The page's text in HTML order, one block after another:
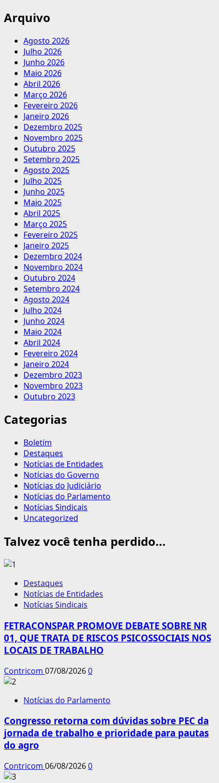
Arquivo
Agosto 2026
Julho 2026
Junho 2026
Maio 2026
Abril 2026
Março 2026
Fevereiro 2026
Janeiro 2026
Dezembro 2025
Novembro 2025
Outubro 2025
Setembro 2025
Agosto 2025
Julho 2025
Junho 2025
Maio 2025
Abril 2025
Março 2025
Fevereiro 2025
Janeiro 2025
Dezembro 2024
Novembro 2024
Outubro 2024
Setembro 2024
Agosto 2024
Julho 2024
Junho 2024
Maio 2024
Abril 2024
Fevereiro 2024
Janeiro 2024
Dezembro 2023
Novembro 2023
Outubro 2023
Categorias
Boletim
Destaques
Notícias de Entidades
Notícias do Governo
Notícias do Judiciário
Notícias do Parlamento
Notícias Sindicais
Uncategorized
Talvez você tenha perdido...
Destaques
Notícias de Entidades
Notícias Sindicais
FETRACONSPAR PROMOVE DEBATE SOBRE NR
01, QUE TRATA DE RISCOS PSICOSSOCIAIS NOS
LOCAIS DE TRABALHO
Contricom 07/08/20260
Notícias do Parlamento
Congresso retorna com dúvidas sobre PEC da
jornada de trabalho e prioridade para pautas
do agro
Contricom 06/08/20260